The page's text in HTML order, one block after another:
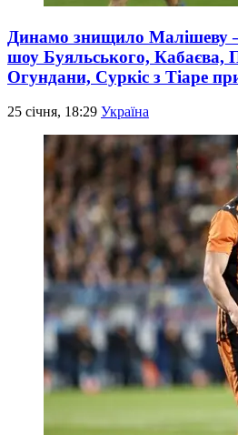
Динамо знищило Малішеву –
шоу Буяльського, Кабаєва,
Огундани, Суркіс з Тіаре
25 січня, 18:29 Україна